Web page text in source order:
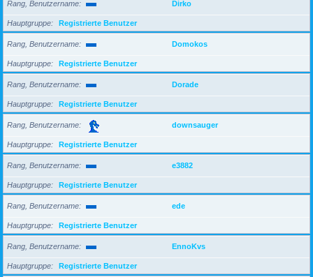
Rang, Benutzername Dirko
Hauptgruppe Registrierte Benutzer
Rang, Benutzername Domokos
Hauptgruppe Registrierte Benutzer
Rang, Benutzername Dorade
Hauptgruppe Registrierte Benutzer
Rang, Benutzername downsauger
Hauptgruppe Registrierte Benutzer
Rang, Benutzername e3882
Hauptgruppe Registrierte Benutzer
Rang, Benutzername ede
Hauptgruppe Registrierte Benutzer
Rang, Benutzername EnnoKvs
Hauptgruppe Registrierte Benutzer